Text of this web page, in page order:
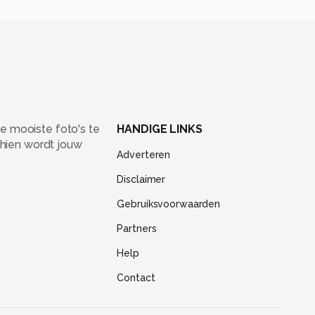
mooiste foto's te
wordt jouw
HANDIGE LINKS
Adverteren
Disclaimer
Gebruiksvoorwaarden
Partners
Help
Contact